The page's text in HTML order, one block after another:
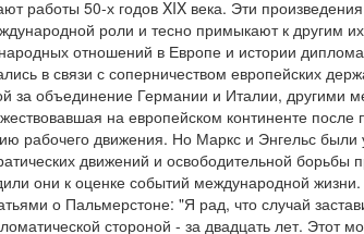
работы 50-х годов XIX века. Эти
роли и тесно примыкают к другим
отношений в Европе и истории
в связи с соперничеством европейских
за объединение Германии и Италии, другими
на европейском континенте
рабочего движения. Но Маркс и Энгельс
движений и освободительной борьбы
они к оценке событий международной
о Пальмерстоне: "Я рад, что случай
стороной - за двадцать лет. Этот